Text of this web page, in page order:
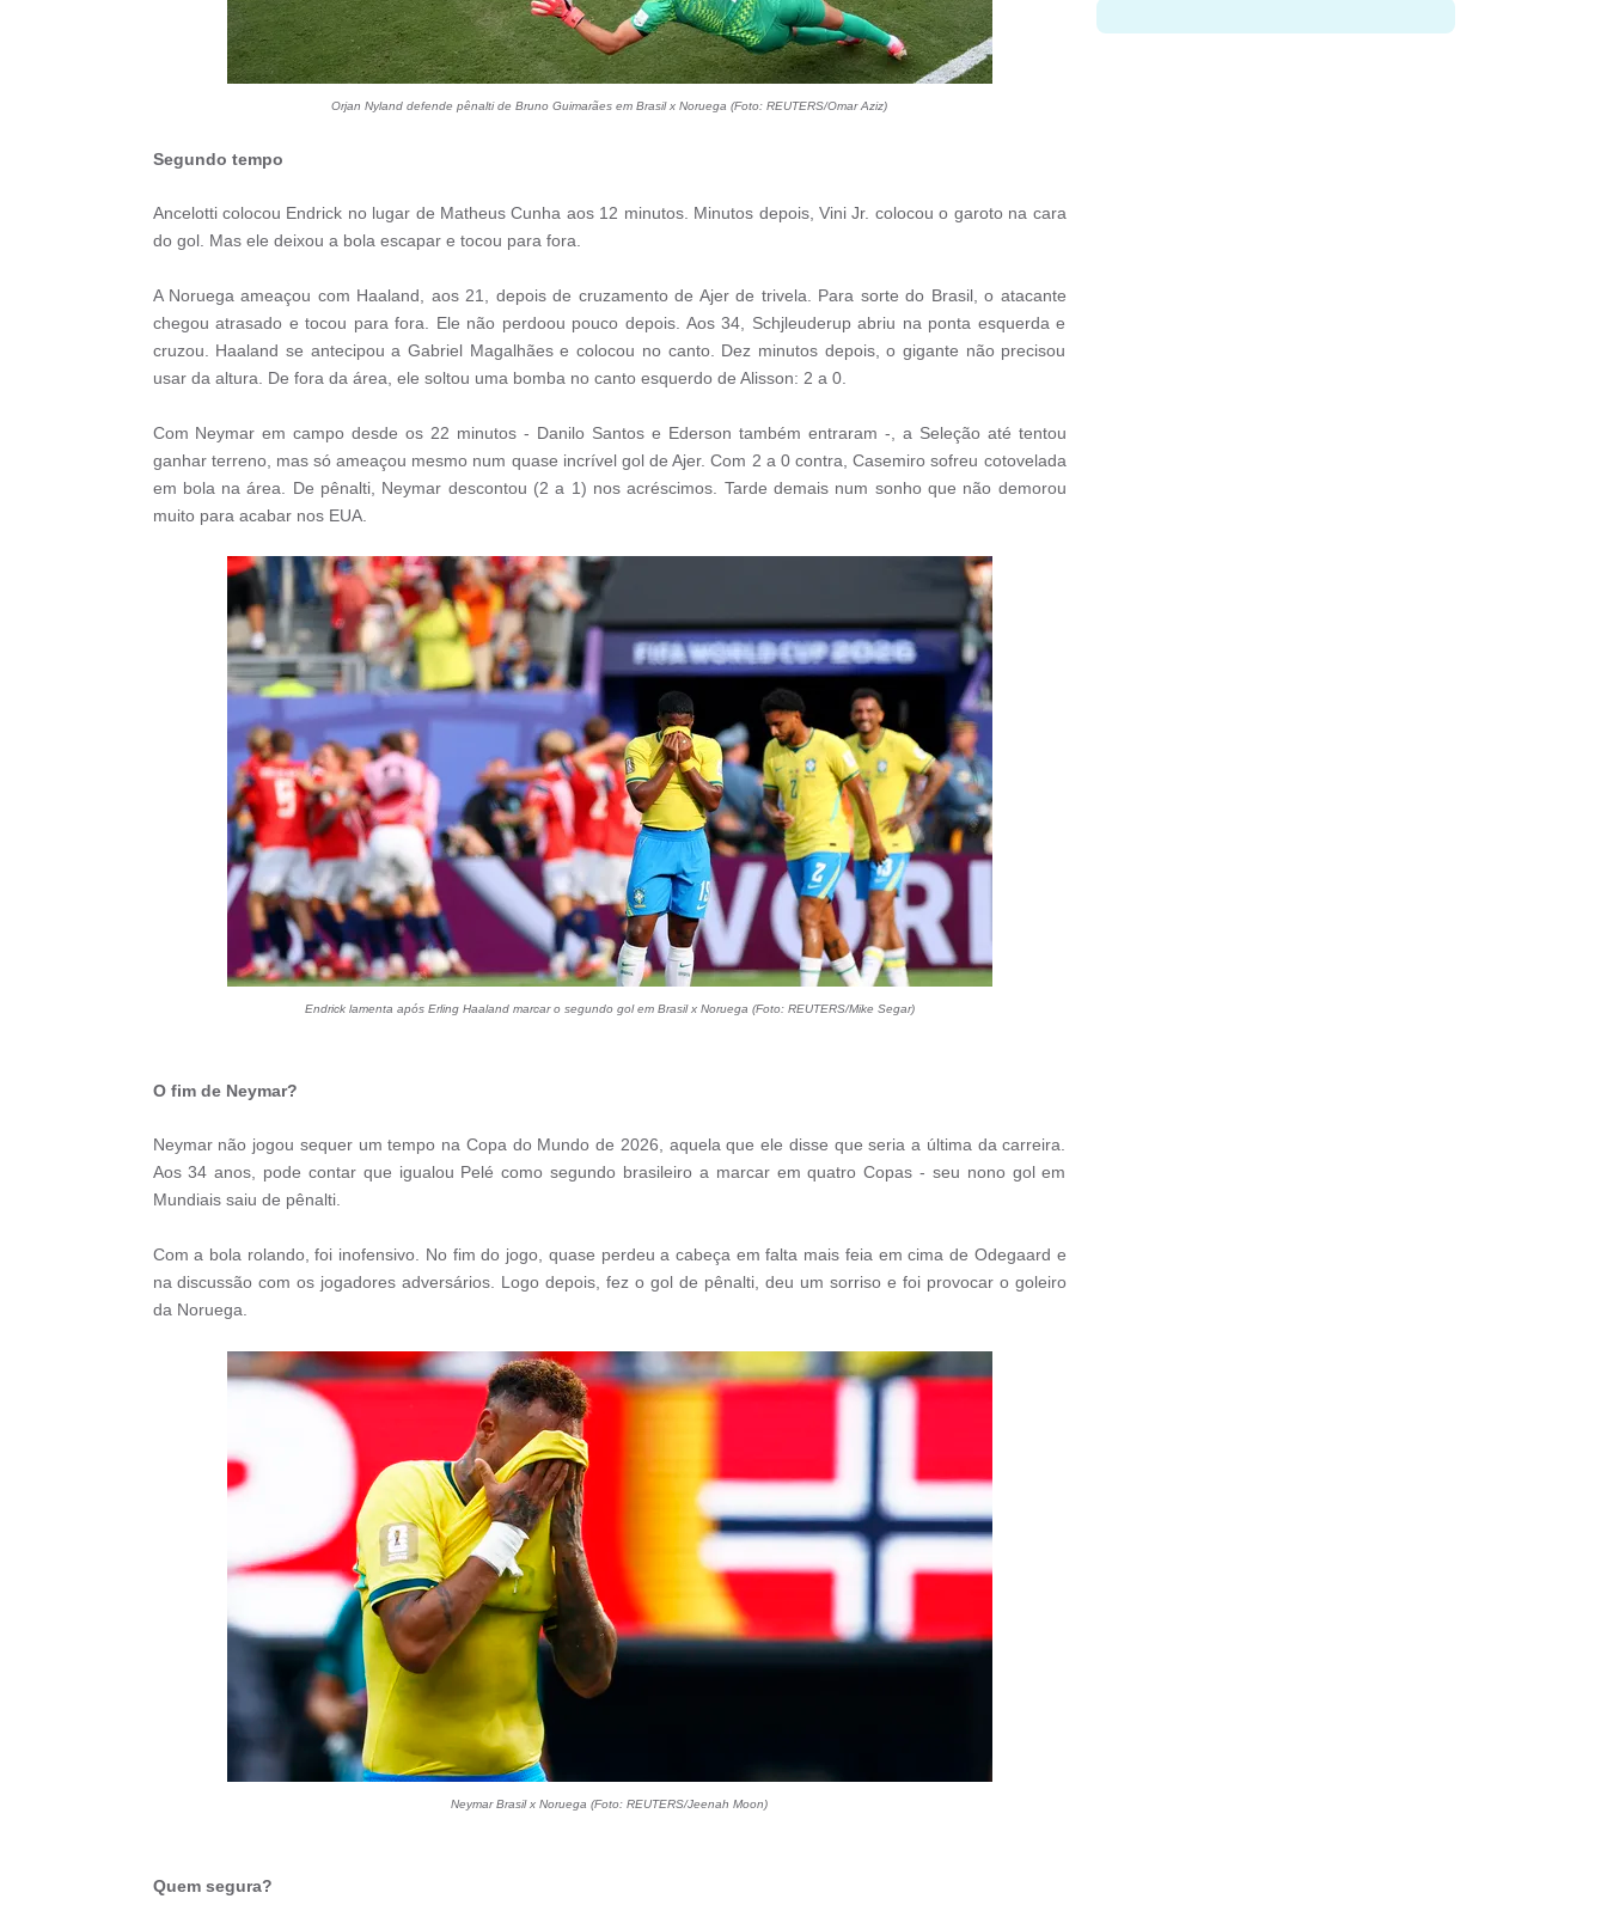
Orjan Nyland defende pênalti de Bruno Guimarães em Brasil x Noruega (Foto: REUTERS/Omar Aziz)
Segundo tempo
Ancelotti colocou Endrick no lugar de Matheus Cunha aos 12 minutos. Minutos depois, Vini Jr. colocou o garoto na cara
do gol. Mas ele deixou a bola escapar e tocou para fora.
A Noruega ameaçou com Haaland, aos 21, depois de cruzamento de Ajer de trivela. Para sorte do Brasil, o atacante
chegou atrasado e tocou para fora. Ele não perdoou pouco depois. Aos 34, Schjleuderup abriu na ponta esquerda e
cruzou. Haaland se antecipou a Gabriel Magalhães e colocou no canto. Dez minutos depois, o gigante não precisou
usar da altura. De fora da área, ele soltou uma bomba no canto esquerdo de Alisson: 2 a 0.
Com Neymar em campo desde os 22 minutos - Danilo Santos e Ederson também entraram -, a Seleção até tentou
ganhar terreno, mas só ameaçou mesmo num quase incrível gol de Ajer. Com 2 a 0 contra, Casemiro sofreu cotovelada
em bola na área. De pênalti, Neymar descontou (2 a 1) nos acréscimos. Tarde demais num sonho que não demorou
muito para acabar nos EUA.
Endrick lamenta após Erling Haaland marcar o segundo gol em Brasil x Noruega (Foto: REUTERS/Mike Segar)
O fim de Neymar?
Neymar não jogou sequer um tempo na Copa do Mundo de 2026, aquela que ele disse que seria a última da carreira.
Aos 34 anos, pode contar que igualou Pelé como segundo brasileiro a marcar em quatro Copas - seu nono gol em
Mundiais saiu de pênalti.
Com a bola rolando, foi inofensivo. No fim do jogo, quase perdeu a cabeça em falta mais feia em cima de Odegaard e
na discussão com os jogadores adversários. Logo depois, fez o gol de pênalti, deu um sorriso e foi provocar o goleiro
da Noruega.
Neymar Brasil x Noruega (Foto: REUTERS/Jeenah Moon)
Quem segura?